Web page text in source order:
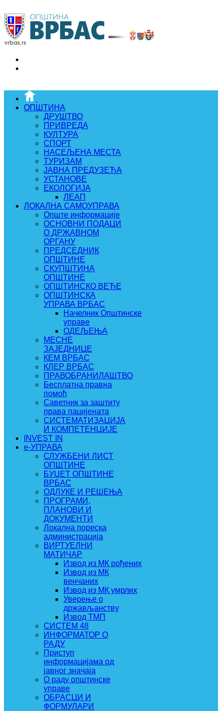
ОПШТИНА
ДРУШТВО
ПРИВРЕДА
КУЛТУРА
СПОРТ
НАСЕЉЕНА МЕСТА
ТУРИЗАМ
ЈАВНА ПРЕДУЗЕЋА
УСТАНОВЕ
ЕКОЛОГИЈА
ЛЕАП
ЛОКАЛНА САМОУПРАВА
Опште информације
ОСНОВНИ ПОДАЦИ
О ДРЖАВНОМ
ОРГАНУ
ПРЕДСЕДНИК
ОПШТИНЕ
СКУПШТИНА
ОПШТИНЕ
ОПШТИНСКО ВЕЋЕ
ОПШТИНСКА
УПРАВА ВРБАС
Начелник Општинске
управе
ОДЕЉЕЊА
МЕСНЕ
ЗАЈЕДНИЦЕ
КЕМ ВРБАС
КЛЕР ВРБАС
ПРАВОБРАНИЛАШТВО
Бесплатна правна
помоћ
Саветник за заштиту
права пацијената
СИСТЕМАТИЗАЦИЈА
И КОМПЕТЕНЦИЈЕ
INVEST IN
e-УПРАВА
СЛУЖБЕНИ ЛИСТ
ОПШТИНЕ
БУЏЕТ ОПШТИНЕ
ВРБАС
ОДЛУКЕ И РЕШЕЊА
ПРОГРАМИ,
ПЛАНОВИ И
ДОКУМЕНТИ
Локална пореска
администрација
ВИРТУЕЛНИ
МАТИЧАР
Извод из МК рођених
Извод из МК
венчаних
Извод из МК умрлих
Уверење о
држављанству
Извод ТМП
СИСТЕМ 48
ИНФОРМАТОР О
РАДУ
Приступ
информацијама од
јавног значаја
О раду општинске
управе
ОБРАСЦИ И
ФОРМУЛАРИ